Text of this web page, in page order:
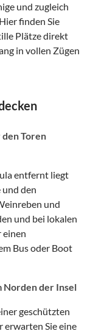
und zugleich
finden Sie
Plätze direkt
in vollen Zügen
Toren
entfernt liegt
und den
und
und bei lokalen
einen
Bus oder Boot
Norden der Insel
geschützten
Sie eine